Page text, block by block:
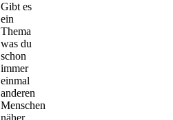
Gibt es
ein
Thema
was du
schon
immer
einmal
anderen
Menschen
näher